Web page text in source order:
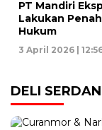
PT Mandiri
Lakukan
Hukum
3 April 2026 |
DELI